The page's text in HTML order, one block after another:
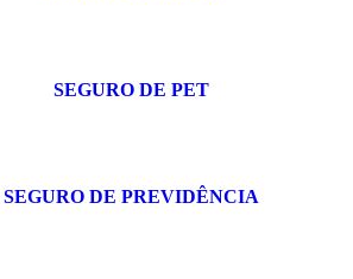
SEGURO DE PET
SEGURO DE PREVIDÊNCIA